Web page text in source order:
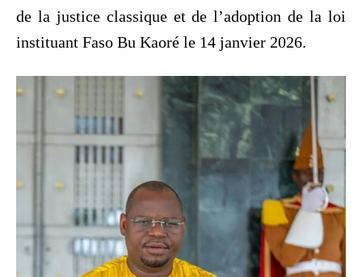
de la justice classique et de l’adoption de la loi
instituant Faso Bu Kaoré le 14 janvier 2026.